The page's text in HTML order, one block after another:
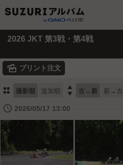
2026 JKT 第3戦・第4戦
🌄 プリント注文
⚏ 撮影順 追加順  古→新 新→古
🕔 2026/05/17 13:00